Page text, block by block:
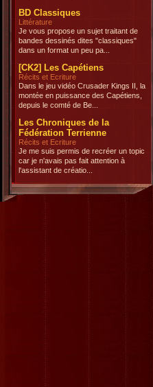
BD Classiques
Littérature
Je vous propose un sujet traitant de
bandes dessinés dites "classiques"
dans un format un peu pa...
[CK2] Les Capétiens
Récits et Ecriture
Dans le jeu vidéo Crusader Kings II, la
montée en puissance des Capétiens,
depuis le comté de Be...
Les Chroniques de la
Fédération Terrienne
Récits et Ecriture
Je me suis permis de recréer un topic
car je n'avais pas fait attention à
l'assistant de créatio...